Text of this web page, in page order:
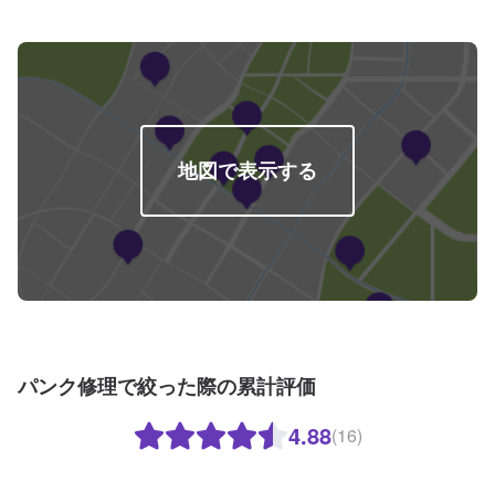
地図で表示する
パンク修理で絞った際の累計評価
4.88(16)